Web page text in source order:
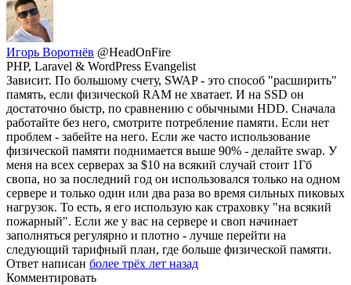
Игорь Воротнёв @HeadOnFire
PHP, Laravel & WordPress Evangelist
Зависит. По большому счету, SWAP - это способ "расширить"
память, если физической RAM не хватает. И на SSD он
достаточно быстр, по сравнению с обычными HDD. Сначала
работайте без него, смотрите потребление памяти. Если нет
проблем - забейте на него. Если же часто использование
физической памяти поднимается выше 90% - делайте swap. У
меня на всех серверах за $10 на всякий случай стоит 1Гб
свопа, но за последний год он использовался только на одном
сервере и только один или два раза во время сильных пиковых
нагрузок. То есть, я его использую как страховку "на всякий
пожарный". Если же у вас на сервере и своп начинает
заполняться регулярно и плотно - лучше перейти на
следующий тарифный план, где больше физической памяти.
Ответ написан более трёх лет назад
Комментировать